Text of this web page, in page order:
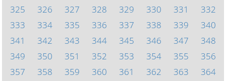
325
326 327 328 329 330 331
332
333
334 335 336 337 338 339
340
341
342 343 344 345 346 347
348
349
350 351 352 353 354 355
356
357
358 359 360 361 362 363 364